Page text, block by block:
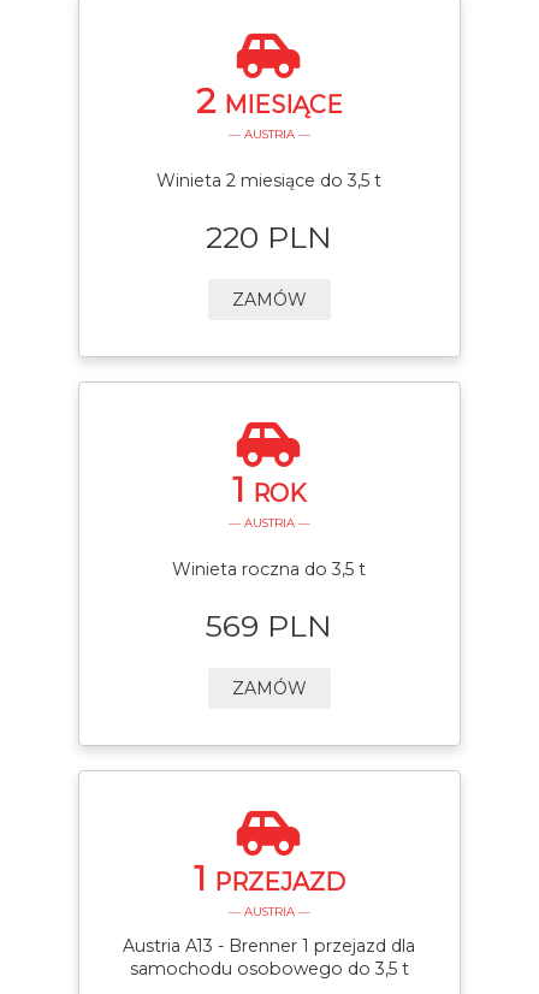
2 MIESIĄCE
— AUSTRIA —
Winieta 2 miesiące do 3,5 t
220 PLN
ZAMÓW
1 ROK
— AUSTRIA —
Winieta roczna do 3,5 t
569 PLN
ZAMÓW
1 PRZEJAZD
— AUSTRIA —
Austria A13 - Brenner 1 przejazd dla
samochodu osobowego do 3,5 t